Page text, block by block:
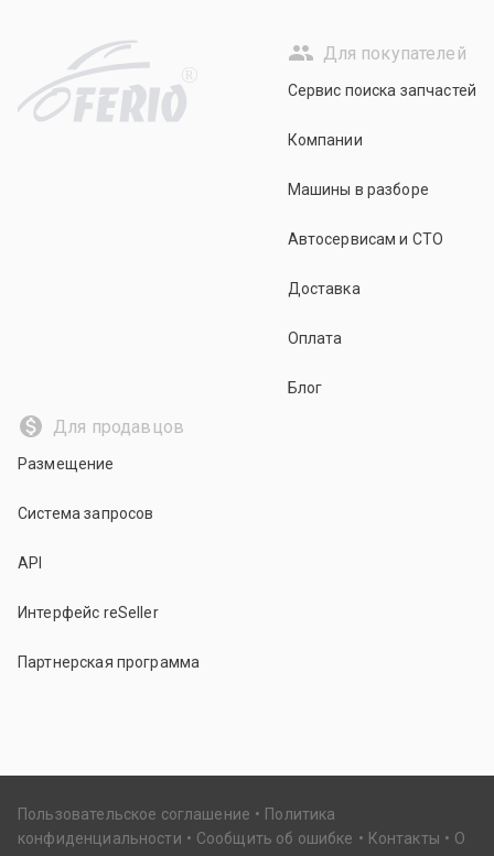
R
Для покупателей
Сервис поиска запчастей
Компании
Машины в разборе
Автосервисам и СТО
Доставка
Оплата
Блог
Для продавцов
Размещение
Система запросов
API
Интерфейс reSeller
Партнерская программа
Пользовательское соглашение
Политика
конфиденциальности
Сообщить об ошибке Контакты
О